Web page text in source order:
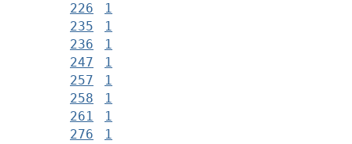
226
1
235
1
236
1
247
1
257
1
258
1
261
1
276
1